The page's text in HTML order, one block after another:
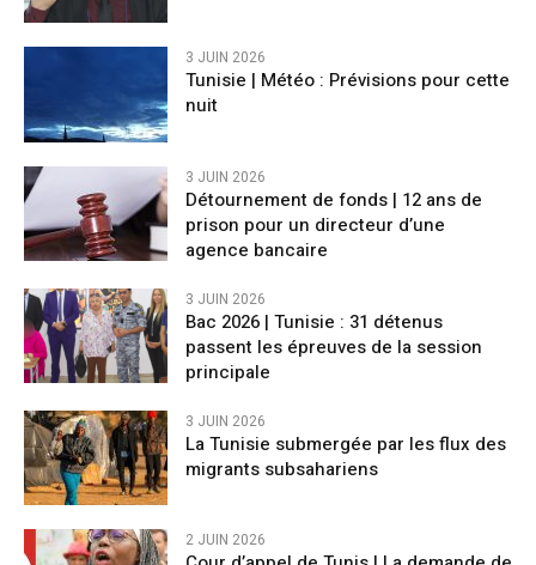
3 JUIN 2026
Tunisie | ​Météo : Prévisions pour cette
nuit
3 JUIN 2026
Détournement de fonds | 12 ans de
prison pour un directeur d’une
agence bancaire
3 JUIN 2026
Bac 2026 | Tunisie : 31 détenus
passent les épreuves de la session
principale
3 JUIN 2026
La Tunisie submergée par les flux des
migrants subsahariens
2 JUIN 2026